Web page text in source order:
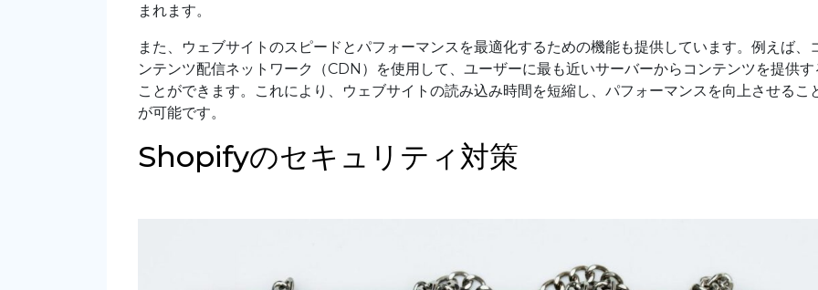
まれます。
また、ウェブサイトのスピードとパフォーマンスを最適化するための機能も提供しています。例えば、
ンテンツ配信ネットワーク（CDN）を使用して、ユーザーに最も近いサーバーからコンテンツを提供す
ことができます。これにより、ウェブサイトの読み込み時間を短縮し、パフォーマンスを向上させるこ
が可能です。
Shopifyのセキュリティ対策